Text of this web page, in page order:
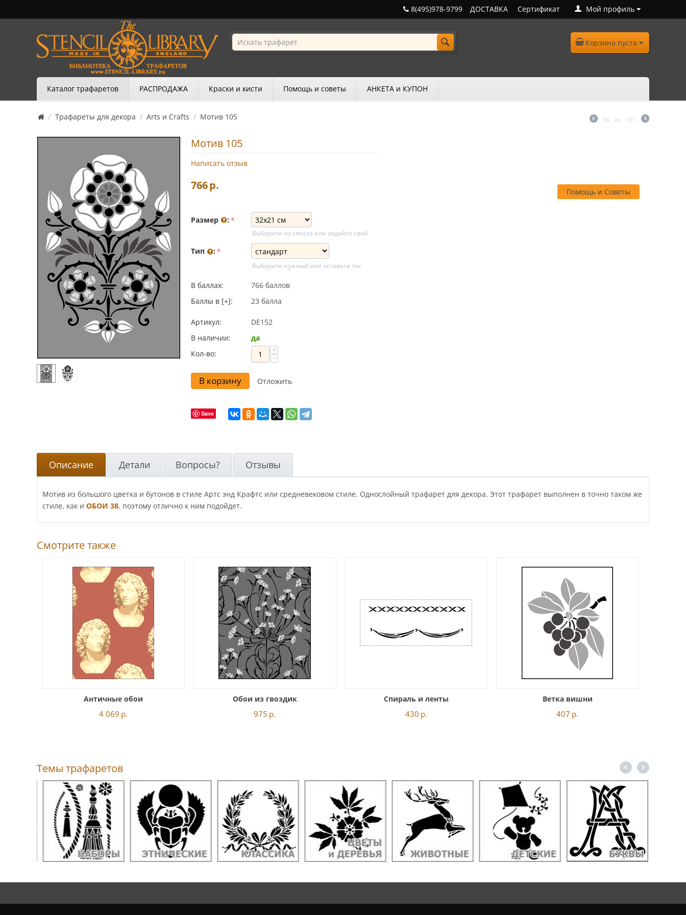
Мой профиль
ДОСТАВКА Сертификат
8(495)978-9799
Корзина пуста
Каталог трафаретов РАСПРОДАЖА Краски и кисти Помощь и советы АНКЕТА и КУПОН
/ Трафареты для декора / Arts и Crafts / Мотив 105 56 из 151
Мотив 105
Написать отзыв
Помощь и Советы
766р.
Размер :
Выберите из списка или задайте свой
Тип :
Выберите нужный или оставьте так
В баллах:
766 баллов
Баллы в [+]:
23 балла
Артикул:
DE152
В наличии:
да
Кол-во:
+
−
В корзину Отложить
Save
Описание Детали Вопросы? Отзывы
Мотив из большого цветка и бутонов в стиле Артс энд Крафтс или средневековом стиле. Однослойный трафарет для декора. Этот трафарет выполнен в точно таком же
стиле, как и ОБОИ 38, поэтому отлично к ним подойдет.
Смотрите также
Античные обои
4 069 р.
Обои из гвоздик
975 р.
Спираль и ленты
430 р.
Ветка вишни
407 р.
Темы трафаретов